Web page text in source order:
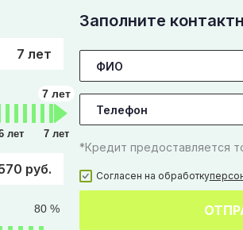
7 лет
7 лет
лет 7 лет
руб.
80 %
Заполните
*Кредит предоставляется
Согласен на обработку